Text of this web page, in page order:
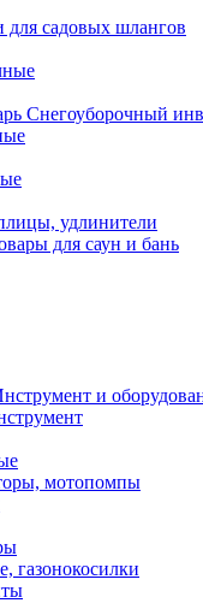
садовых шлангов
Снегоуборочный
удлинители
для саун и бань
и
мотопомпы
газонокосилки